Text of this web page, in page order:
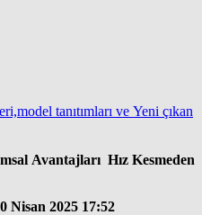
tanıtımları ve Yeni çıkan
Avantajları Hız Kesmeden
Nisan 2025 17:52